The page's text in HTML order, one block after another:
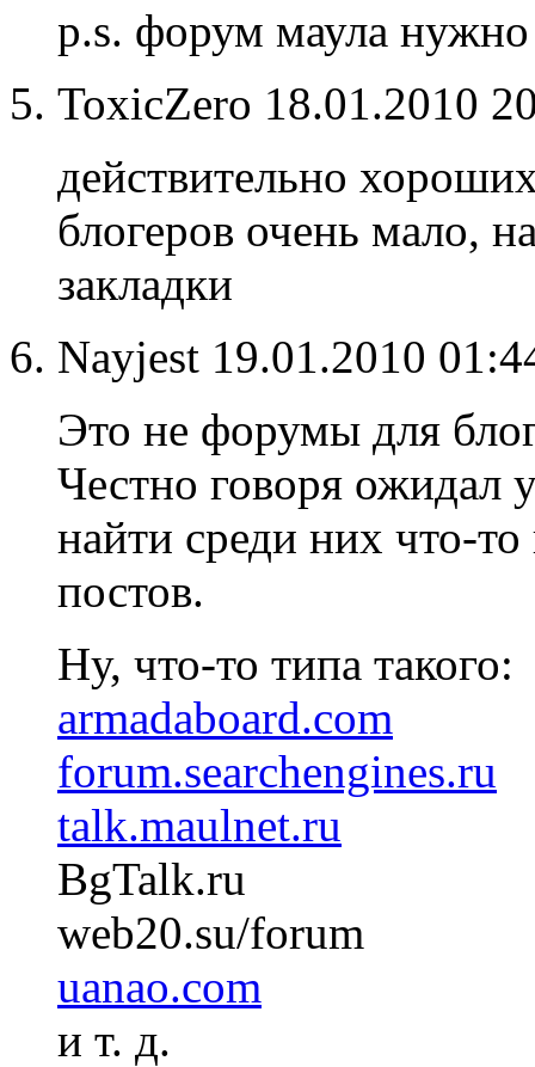
p.s. форум маула нужно
ToxicZero 18.01.2010
действительно
блогеров очень мало,
закладки
Nayjest 19.01.2010
Это не форумы для
Честно говоря ожидал
найти среди них что-
постов.
Ну, что-то типа такого:
armadaboard.com
forum.searchengines.ru
talk.maulnet.ru
BgTalk.ru
web20.su/forum
uanao.com
и т. д.